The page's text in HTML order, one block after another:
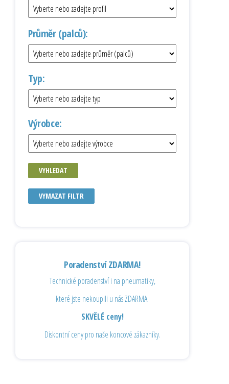
Průměr (palců):
Typ:
Výrobce:
VYHLEDAT
VYMAZAT FILTR
Poradenství ZDARMA!
Technické poradenství i na pneumatiky,
které jste nekoupili u nás ZDARMA.
SKVĚLÉ ceny!
Diskontní ceny pro naše koncové zákazníky.